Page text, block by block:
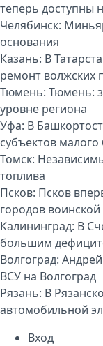
теперь доступны
Челябинск:
основания
Казань: В
ремонт волжских
Тюмень: Тюмень:
уровне региона
Уфа: В
субъектов малого
Томск:
топлива
Псков: Псков
городов
Калининград: В
большим
Волгоград:
ВСУ на Волгоград
Рязань: В
автомобильной
Вход